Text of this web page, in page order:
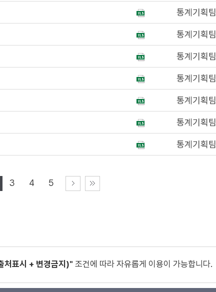
통계기획팀
통계기획팀
통계기획팀
통계기획팀
통계기획팀
통계기획팀
통계기획팀
3 4 5
처표시 + 변경금지)" 조건에 따라 자유롭게 이용이 가능합니다.